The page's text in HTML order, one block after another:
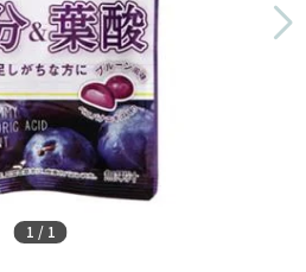
1 / 1